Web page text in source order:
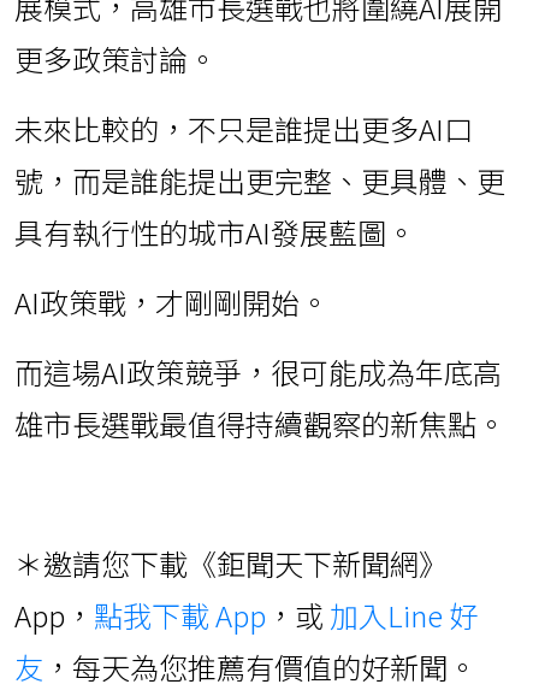
更多政策討論。
未來比較的，不只是誰提出更多AI口
號，而是誰能提出更完整、更具體、更
具有執行性的城市AI發展藍圖。
AI政策戰，才剛剛開始。
而這場AI政策競爭，很可能成為年底高
雄市長選戰最值得持續觀察的新焦點。
＊邀請您下載《鉅聞天下新聞網》
App， 點我下載 App ，或 加入Line 好
友 ，每天為您推薦有價值的好新聞。